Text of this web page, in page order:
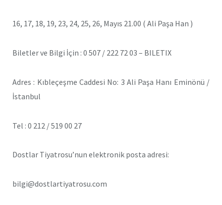
16, 17, 18, 19, 23, 24, 25, 26, Mayıs 21.00 ( Ali Paşa Han )
Biletler ve Bilgi İçin : 0 507 / 222 72 03 – BILETIX
Adres : Kıbleçeşme Caddesi No: 3 Ali Paşa Hanı Eminönü /
İstanbul
Tel : 0 212 / 519 00 27
Dostlar Tiyatrosu’nun elektronik posta adresi:
bilgi@dostlartiyatrosu.com